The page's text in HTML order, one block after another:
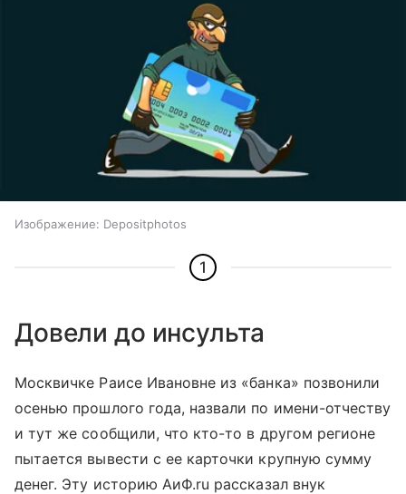
Изображение: Depositphotos
1
Довели до инсульта
Москвичке Раисе Ивановне из «банка» позвонили
осенью прошлого года, назвали по имени-отчеству
и тут же сообщили, что кто-то в другом регионе
пытается вывести с ее карточки крупную сумму
денег. Эту историю АиФ.ru рассказал внук